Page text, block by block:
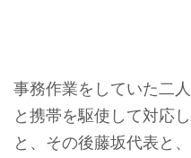
事務作業をしていた二
と携帯を駆使して対応
と、その後藤坂代表と